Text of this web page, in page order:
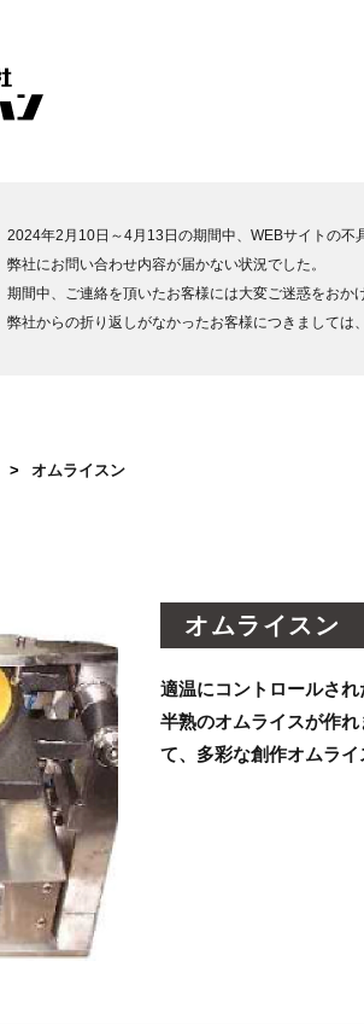
2024年2月10日～4月13日の期間中、WEBサイトの不
弊社にお問い合わせ内容が届かない状況でした。
期間中、ご連絡を頂いたお客様には大変ご迷惑をおか
弊社からの折り返しがなかったお客様につきましては
オムライスン
オムライスン
適温にコントロールさ
半熟のオムライスが作
て、多彩な創作オムラ